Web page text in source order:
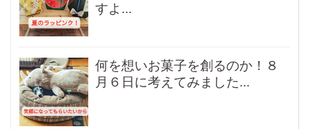
すよ...
何を想いお菓子を創るのか！８
月６日に考えてみました...